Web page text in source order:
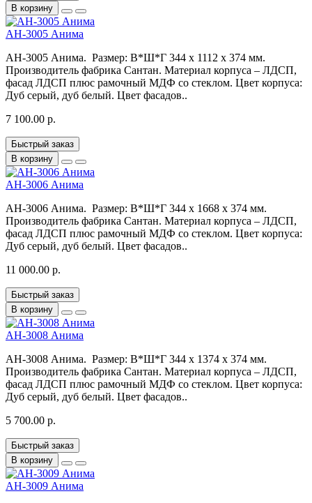
В корзину
АН-3005 Анима
АН-3005 Анима. Размер: В*Ш*Г 344 x 1112 x 374 мм.
Производитель фабрика Сантан. Материал корпуса – ЛДСП,
фасад ЛДСП плюс рамочный МДФ со стеклом. Цвет корпуса:
Дуб серый, дуб белый. Цвет фасадов..
7 100.00 р.
Быстрый заказ
В корзину
АН-3006 Анима
АН-3006 Анима. Размер: В*Ш*Г 344 x 1668 x 374 мм.
Производитель фабрика Сантан. Материал корпуса – ЛДСП,
фасад ЛДСП плюс рамочный МДФ со стеклом. Цвет корпуса:
Дуб серый, дуб белый. Цвет фасадов..
11 000.00 р.
Быстрый заказ
В корзину
АН-3008 Анима
АН-3008 Анима. Размер: В*Ш*Г 344 x 1374 x 374 мм.
Производитель фабрика Сантан. Материал корпуса – ЛДСП,
фасад ЛДСП плюс рамочный МДФ со стеклом. Цвет корпуса:
Дуб серый, дуб белый. Цвет фасадов..
5 700.00 р.
Быстрый заказ
В корзину
АН-3009 Анима